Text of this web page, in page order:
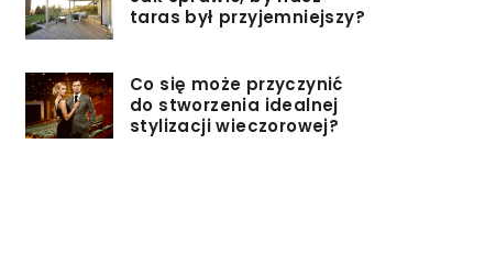
taras był przyjemniejszy?
Co się może przyczynić
do stworzenia idealnej
stylizacji wieczorowej?